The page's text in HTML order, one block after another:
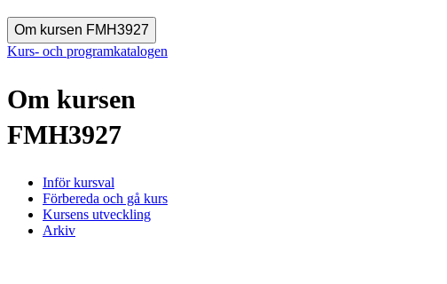
Om kursen FMH3927
Kurs- och programkatalogen
Om kursen
FMH3927
Inför kursval
Förbereda och gå kurs
Kursens utveckling
Arkiv